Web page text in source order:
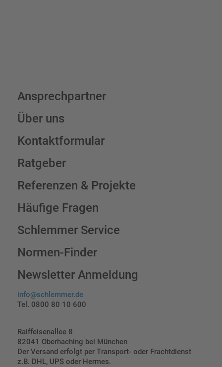
Ansprechpartner
Über uns
Kontaktformular
Ratgeber
Referenzen & Projekte
Häufige Fragen
Schlemmer Service
Normen-Finder
Newsletter Anmeldung
info@schlemmer.de
Tel. 0800 80 10 600
Raiffeisenallee 8
82041 Oberhaching bei München
Der Versand erfolgt per Transport- oder Frachtdienst
z.B. DHL, UPS oder Hermes.